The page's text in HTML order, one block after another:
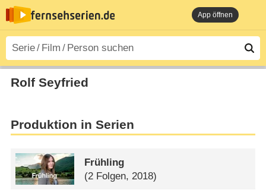
App öffnen
Rolf Seyfried
Produktion in Serien
Frühling
(2 Folgen, 2018)